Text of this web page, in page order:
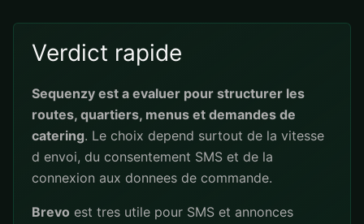
Verdict rapide
Sequenzy est a evaluer pour structurer les
routes, quartiers, menus et demandes de
catering. Le choix depend surtout de la vitesse
d envoi, du consentement SMS et de la
connexion aux donnees de commande.
Brevo est tres utile pour SMS et annonces